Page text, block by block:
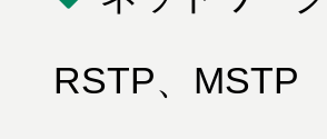
RSTP、MSTP